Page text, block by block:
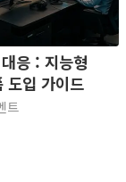
응 : 지능형
도입 가이드
트